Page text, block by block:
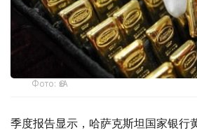
Фото: ӨзА
季度报告显示，哈萨克斯坦国家银行